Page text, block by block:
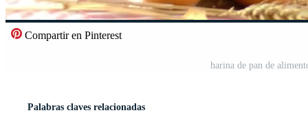
Compartir en Pinterest
harina de pan de
Palabras claves relacionadas